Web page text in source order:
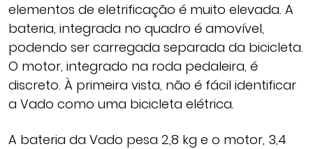
elementos de eletrificação é muito elevada. A
bateria, integrada no quadro é amovível,
podendo ser carregada separada da bicicleta.
O motor, integrado na roda pedaleira, é
discreto. À primeira vista, não é fácil identificar
a Vado como uma bicicleta elétrica.
A bateria da Vado pesa 2,8 kg e o motor, 3,4